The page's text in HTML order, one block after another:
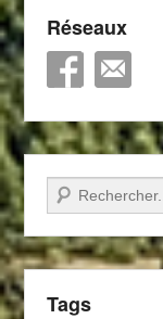
Réseaux
Recherche
Tags